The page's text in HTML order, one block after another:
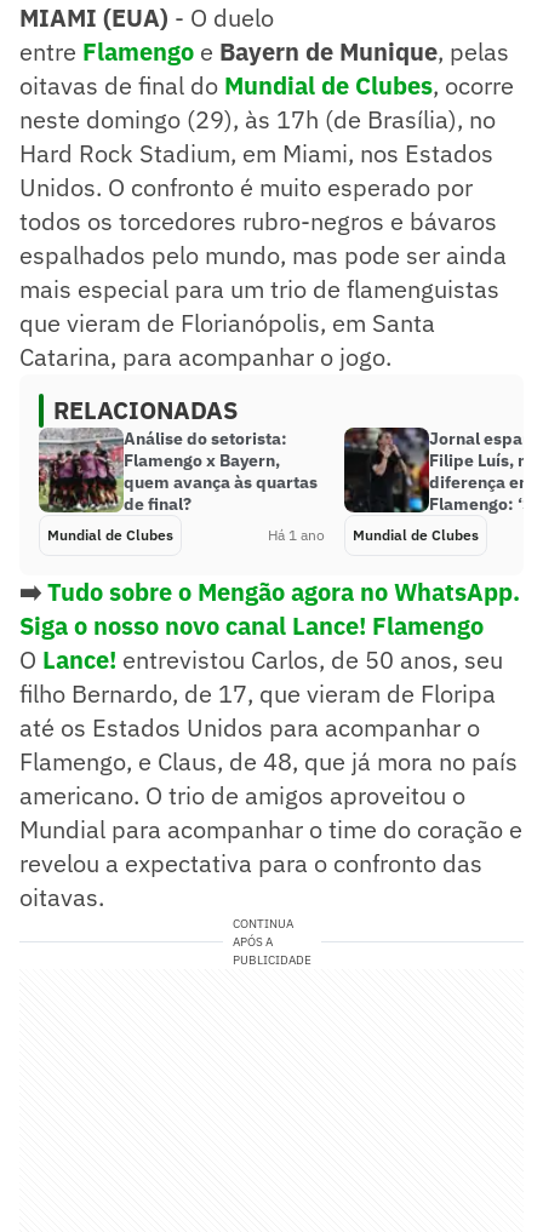
MIAMI (EUA) - O duelo
entre Flamengo e Bayern de Munique, pelas
oitavas de final do Mundial de Clubes, ocorre
neste domingo (29), às 17h (de Brasília), no
Hard Rock Stadium, em Miami, nos Estados
Unidos. O confronto é muito esperado por
todos os torcedores rubro-negros e bávaros
espalhados pelo mundo, mas pode ser ainda
mais especial para um trio de flamenguistas
que vieram de Florianópolis, em Santa
Catarina, para acompanhar o jogo.
RELACIONADAS
Análise do setorista:
Flamengo x Bayern,
quem avança às quartas
de final?
Mundial de Clubes Há 1 ano
Jornal
Filipe Luís,
diferença em
Flamengo:
Mundial de Clubes
➡️Tudo sobre o Mengão agora no WhatsApp.
Siga o nosso novo canal Lance! Flamengo
O Lance! entrevistou Carlos, de 50 anos, seu
filho Bernardo, de 17, que vieram de Floripa
até os Estados Unidos para acompanhar o
Flamengo, e Claus, de 48, que já mora no país
americano. O trio de amigos aproveitou o
Mundial para acompanhar o time do coração e
revelou a expectativa para o confronto das
oitavas.
CONTINUA
APÓS A
PUBLICIDADE